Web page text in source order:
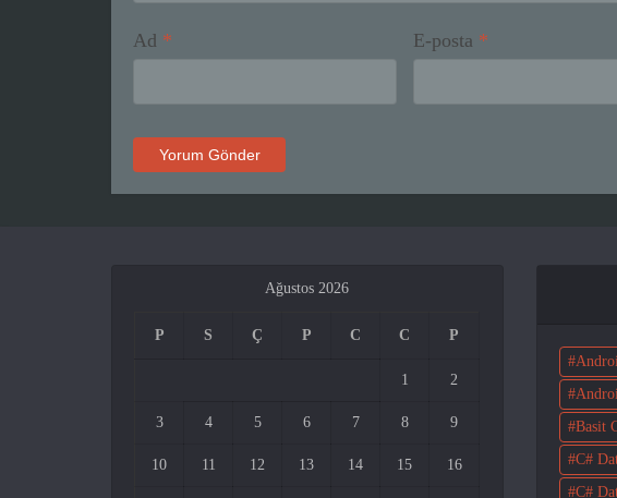
Ad * E-posta *
Ağustos 2026
P S Ç P C C P
1 2
3 4 5 6 7 8 9
10 11 12 13 14 15 16
Basit
C#
C#